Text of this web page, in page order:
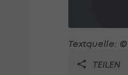
Textquelle: ©
TEILEN